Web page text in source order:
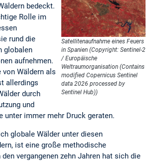
Satellitenaufnahme eines Feuers
in Spanien (Copyright: Sentinel-2
/ Europäische
Weltraumorganisation (Contains
modiﬁed Copernicus Sentinel
data 2026 processed by
Sentinel Hub))
bedeckt.
Rolle im
rund die
globalen
aufnehmen.
von Wäldern als
allerdings
durch
und
unter immer mehr Druck geraten.
globale Wälder unter diesen
ist eine große methodische
vergangenen zehn Jahren hat sich die